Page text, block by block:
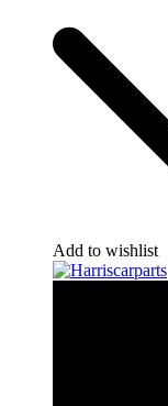
Add to wishlist